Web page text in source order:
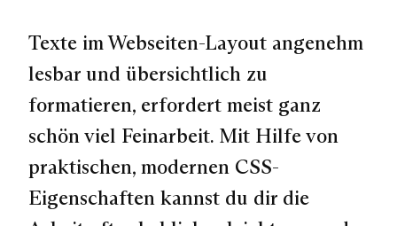
Texte im Webseiten-Layout angenehm
lesbar und übersichtlich zu
formatieren, erfordert meist ganz
schön viel Feinarbeit. Mit Hilfe von
praktischen, modernen CSS-
Eigenschaften kannst du dir die